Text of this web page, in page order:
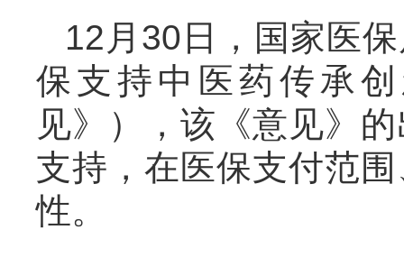
12月30日，国家医
保支持中医药传承
见》），该《意见》
支持，在医保支付范
性。